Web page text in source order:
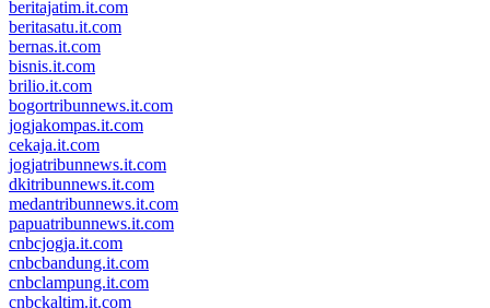
beritajatim.it.com
beritasatu.it.com
bernas.it.com
bisnis.it.com
brilio.it.com
bogortribunnews.it.com
jogjakompas.it.com
cekaja.it.com
jogjatribunnews.it.com
dkitribunnews.it.com
medantribunnews.it.com
papuatribunnews.it.com
cnbcjogja.it.com
cnbcbandung.it.com
cnbclampung.it.com
cnbckaltim.it.com